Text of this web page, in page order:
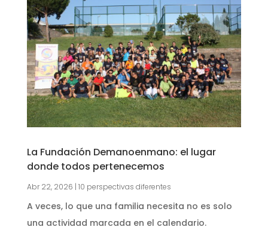
La Fundación Demanoenmano: el lugar
donde todos pertenecemos
Abr 22, 2026 | 10 perspectivas diferentes
A veces, lo que una familia necesita no es solo
una actividad marcada en el calendario.